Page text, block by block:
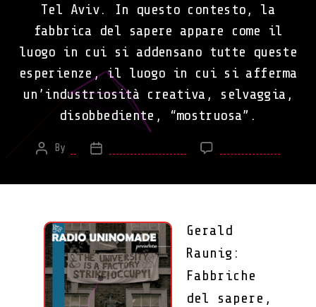
Tel Aviv. In questo contesto, la
fabbrica del sapere appare come il
luogo in cui si addensano tutte queste
esperienze, il luogo in cui si afferma
un’industriosità creativa, selvaggia,
disobbediente, “mostruosa”.
Post
By
Post
Gerald
Raunig:
Fabbriche
del sapere,